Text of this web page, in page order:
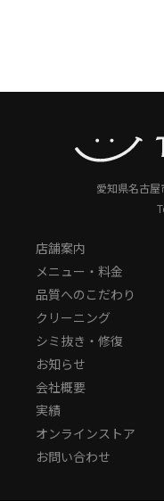
愛知県名古
店舗案内
メニュー・料金
品質へのこだわり
クリーニング
シミ抜き・修復
お知らせ
会社概要
実績
オンラインストア
お問い合わせ